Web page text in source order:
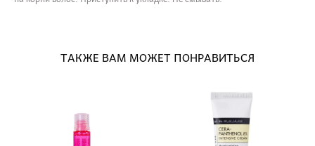
ТАКЖЕ ВАМ МОЖЕТ ПОНРАВИТЬСЯ